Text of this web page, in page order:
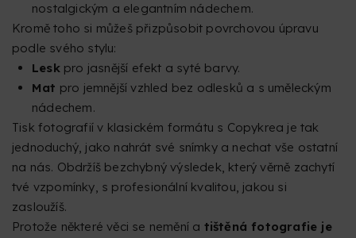
nostalgickým a elegantním nádechem.
Kromě toho si můžeš přizpůsobit povrchovou úpravu
podle svého stylu:
Leskpro jasnější efekt a syté barvy.
Mat pro jemnější vzhled bez odlesků a s uměleckým
nádechem.
Tisk fotografií v klasickém formátu s Copykrea je tak
jednoduchý, jako nahrát své snímky a nechat vše ostatní
na nás. Obdržíš bezchybný výsledek, který věrně zachytí
tvé vzpomínky, s profesionální kvalitou, jakou si
zasloužíš.
Protože některé věci se nemění a tištěná fotografie je